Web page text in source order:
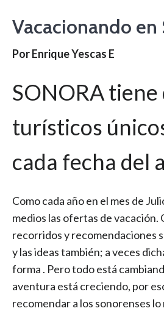
Vacacionando en
Por Enrique Yescas E
SONORA
turísticos
cada fecha del
Como cada año en el mes de
medios las ofertas de vacación.
recorridos y recomendaciones
y las ideas también; a veces
forma . Pero todo está
aventura está creciendo, por
recomendar a los sonorenses